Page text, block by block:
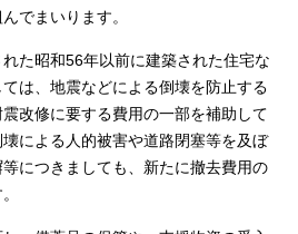
でまいります。
た昭和56年以前に建築された住宅な
は、地震などによる倒壊を防止する
改修に要する費用の一部を補助して
による人的被害や道路閉塞等を及ぼ
につきましても、新たに撤去費用の